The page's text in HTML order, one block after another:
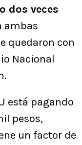
dos veces
ambas
quedaron con
Nacional
está pagando
pesos,
un factor de